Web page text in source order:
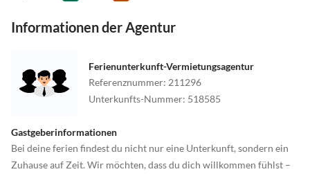
Informationen der Agentur
Ferienunterkunft-Vermietungsagentur
Referenznummer: 211296
Unterkunfts-Nummer: 518585
Gastgeberinformationen
Bei deine ferien findest du nicht nur eine Unterkunft, sondern ein
Zuhause auf Zeit. Wir möchten, dass du dich willkommen fühlst –